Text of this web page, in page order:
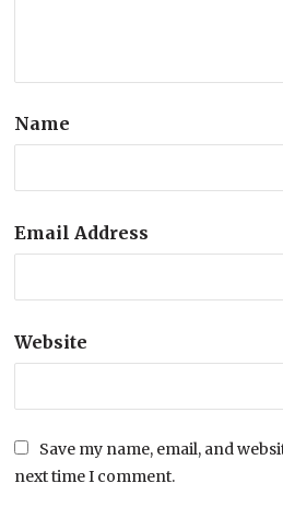
Name
Email Address
Website
Save my name, email, and
next time I comment.